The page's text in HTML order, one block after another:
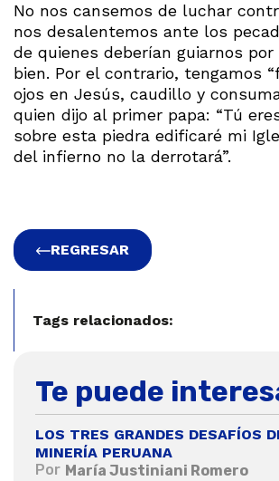
No nos cansemos de luchar
nos desalentemos ante los
de quienes deberían guiarnos
bien. Por el contrario, tengamos
ojos en Jesús, caudillo y
quien dijo al primer papa: “Tú
sobre esta piedra edificaré mi
del infierno no la derrotará”.
REGRESAR
Tags relacionados:
Te puede
LOS TRES GRANDES DESAFÍOS
MINERÍA PERUANA
Por María Justiniani Romero